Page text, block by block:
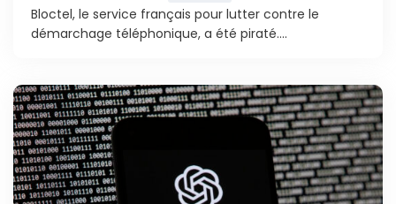
Bloctel, le service français pour lutter contre le
démarchage téléphonique, a été piraté....